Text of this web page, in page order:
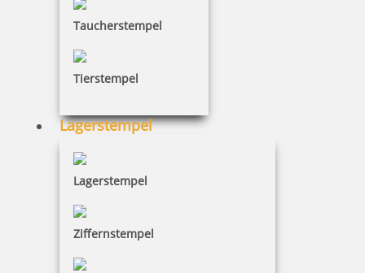
Taucherstempel
Tierstempel
Lagerstempel
Lagerstempel
Ziffernstempel